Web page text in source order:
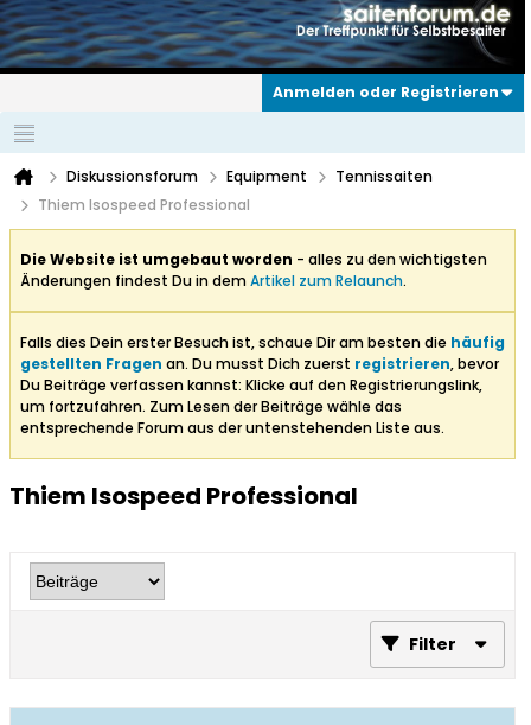
Anmelden oder Registrieren
Diskussionsforum Equipment
Tennissaiten
Thiem Isospeed Professional
Die Website ist umgebaut worden - alles zu den wichtigsten
Änderungen findest Du in demArtikel zum Relaunch.
Falls dies Dein erster Besuch ist, schaue Dir am besten die häufig
gestellten Fragen an. Du musst Dich zuerst registrieren, bevor
Du Beiträge verfassen kannst: Klicke auf den Registrierungslink,
um fortzufahren. Zum Lesen der Beiträge wähle das
entsprechende Forum aus der untenstehenden Liste aus.
Thiem Isospeed Professional
Filter